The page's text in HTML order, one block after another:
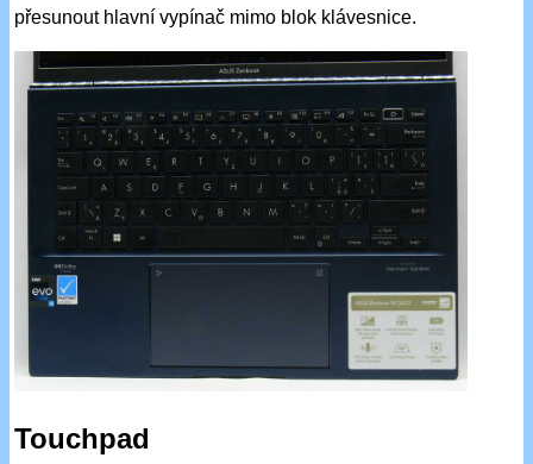
přesunout hlavní vypínač mimo blok klávesnice.
Touchpad